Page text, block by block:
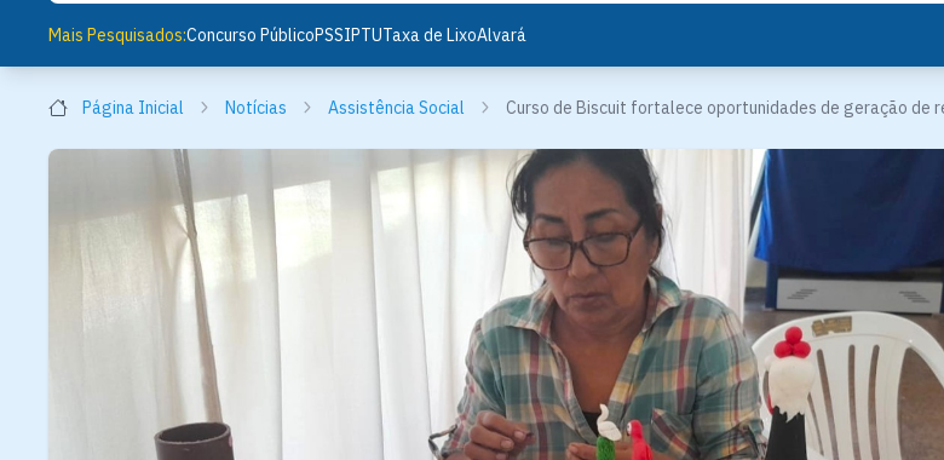
Mais Pesquisados:Concurso PúblicoPSSIPTUTaxa de LixoAlvará
Página Inicial Notícias Assistência Social Curso de Biscuit fortalece oportunidades de geração de